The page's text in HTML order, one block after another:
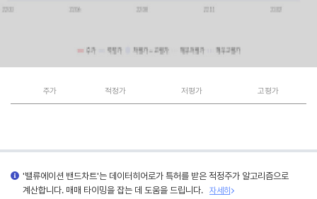
주가 적정가 저평가 고평가
'밸류에이션 밴드차트'는 데이터히어로가 특허를 받은 적정주가 알고리즘으로
계산합니다. 매매 타이밍을 잡는 데 도움을 드립니다.
자세히